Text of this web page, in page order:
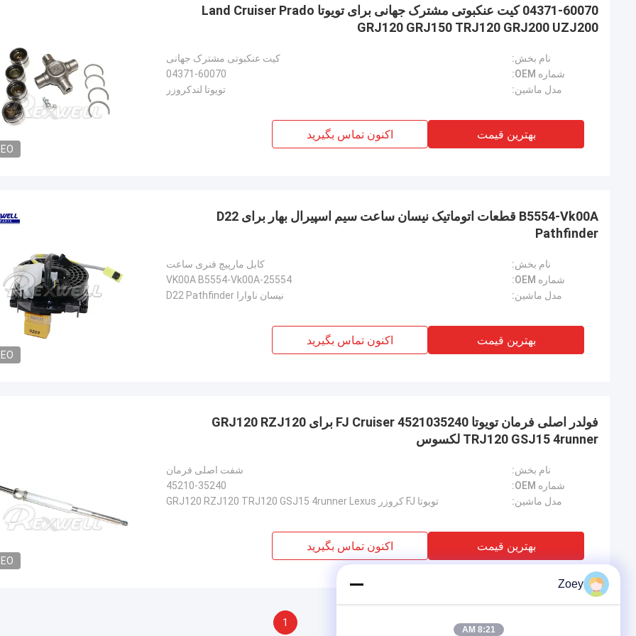
04371-60070 کیت عنکبوتی مشترک جهانی برای تویوتا Land Cruiser Prado
GRJ120 GRJ150 TRJ120 GRJ200 UZJ200
نام بخش:
کیت عنکبوتی مشترک جهانی
شماره OEM:
04371-60070
مدل ماشین:
تویوتا لندکروزر
بهترین قیمت اکنون تماس بگیرید
B5554-Vk00A قطعات اتوماتیک نیسان ساعت سیم اسپیرال بهار برای D22
Pathfinder
نام بخش:
کابل مارپیچ فنری ساعت
شماره OEM:
25554-VK00A B5554-Vk00A
مدل ماشین:
نیسان ناوارا D22 Pathfinder
بهترین قیمت اکنون تماس بگیرید
فولدر اصلی فرمان تویوتا FJ Cruiser 4521035240 برای GRJ120 RZJ120
TRJ120 GSJ15 4runner لکسوس
نام بخش:
شفت اصلی فرمان
شماره OEM:
45210-35240
مدل ماشین:
تویوتا FJ کروزر GRJ120 RZJ120 TRJ120 GSJ15 4runner Lexus
بهترین قیمت اکنون تماس بگیرید
1
Zoey
8:21 AM